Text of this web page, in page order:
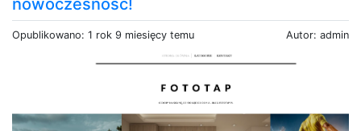
Opublikowano: 1 rok 9 miesięcy temu Autor: admin